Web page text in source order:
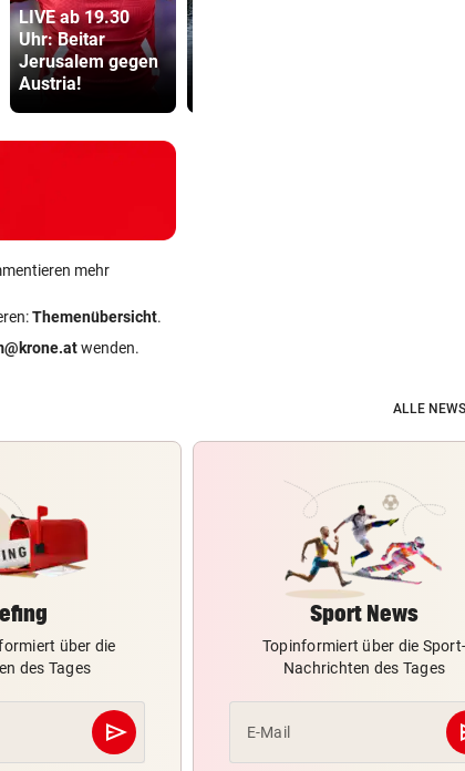
LIVE ab 19.30
Uhr: Beitar
Jerusalem gegen
Austria!
mehr
Themenübersicht.
wenden.
ALLE
über die
des Tages
send
Abschicken
Sport News
Topinformiert über die Sport-
Nachrichten des Tages
E-Mail